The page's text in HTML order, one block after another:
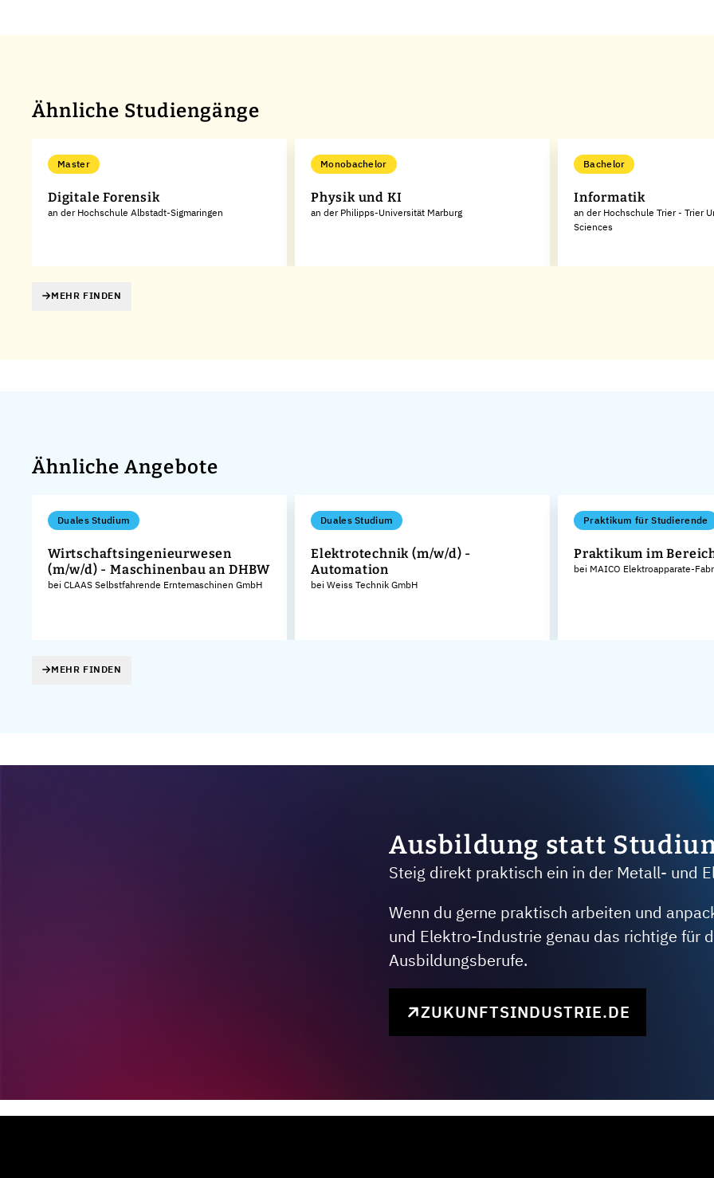
Ähnliche Studiengänge
Master
Digitale Forensik
an der Hochschule Albstadt-Sigmaringen
Monobachelor
Physik und KI
an der Philipps-Universität Marburg
Bachelor
Informatik
an der Hochschule Trier - Trier
Sciences
MEHR FINDEN
Ähnliche Angebote
Duales Studium
Wirtschaftsingenieurwesen
(m/w/d) - Maschinenbau an DHBW
bei CLAAS Selbstfahrende Erntemaschinen GmbH
Duales Studium
Elektrotechnik (m/w/d) -
Automation
bei Weiss Technik GmbH
Praktikum für Studierende
Praktikum im
bei MAICO Elektroapparate-
MEHR FINDEN
Ausbildung statt
Steig direkt praktisch ein in der Metall- und
Wenn du gerne praktisch arbeiten und
und Elektro-Industrie genau das richtige für
Ausbildungsberufe.
ZUKUNFTSINDUSTRIE.DE